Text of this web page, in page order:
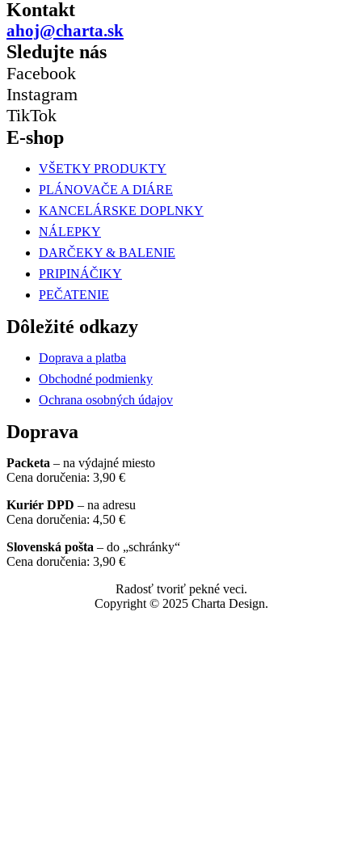
Kontakt
ahoj@charta.sk
Sledujte nás
Facebook
Instagram
TikTok
E-shop
VŠETKY PRODUKTY
PLÁNOVAČE A DIÁRE
KANCELÁRSKE DOPLNKY
NÁLEPKY
DARČEKY & BALENIE
PRIPINÁČIKY
PEČATENIE
Dôležité odkazy
Doprava a platba
Obchodné podmienky
Ochrana osobných údajov
Doprava
Packeta – na výdajné miesto
Cena doručenia: 3,90 €
Kuriér DPD – na adresu
Cena doručenia: 4,50 €
Slovenská pošta – do „schránky“
Cena doručenia: 3,90 €
Radosť tvoriť pekné veci.
Copyright © 2025 Charta Design.